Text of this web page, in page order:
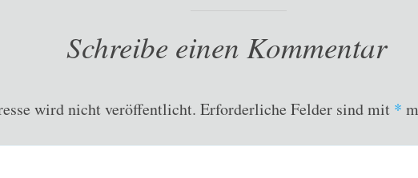
Schreibe einen Kommentar
wird nicht veröffentlicht. Erforderliche Felder sind mit *